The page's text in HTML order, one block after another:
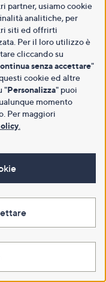
partner, usiamo cookie
analitiche, per
siti ed offrirti
Per il loro utilizzo è
cliccando su
senza accettare"
cookie ed altre
"Personalizza" puoi
momento
Per maggiori